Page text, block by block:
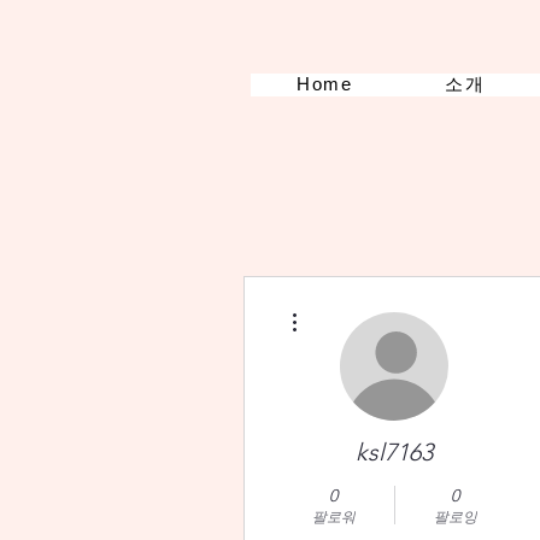
ksl7163
0
팔로워
0
팔로잉
Home 소개